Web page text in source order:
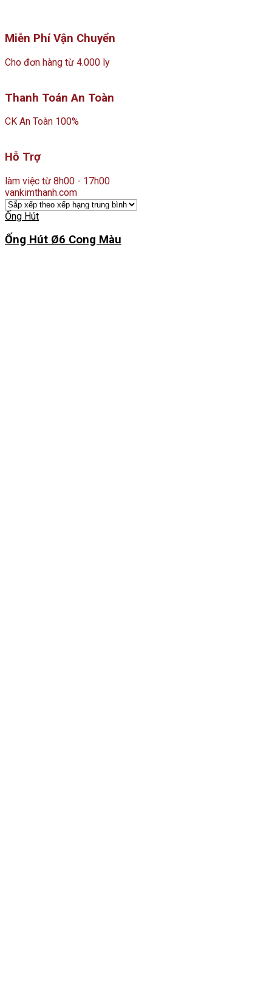
Miễn Phí Vận Chuyển
Cho đơn hàng từ 4.000 ly
Thanh Toán An Toàn
CK An Toàn 100%
Hỗ Trợ
làm việc từ 8h00 - 17h00
vankimthanh.com
Ống Hút
Ống Hút Ø6 Cong Màu